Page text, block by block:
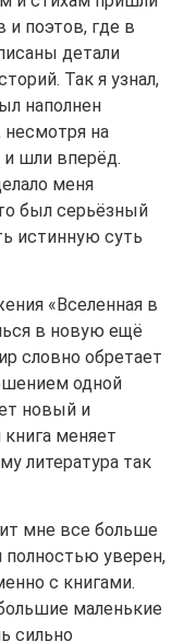
и поэтов, где в
детали
Так я узнал,
наполнен
на
и шли вперёд.
меня
был серьёзный
истинную суть
«Вселенная в
в новую ещё
словно обретает
одной
новый и
меняет
литература так
мне все больше
полностью уверен,
с книгами.
маленькие
сильно